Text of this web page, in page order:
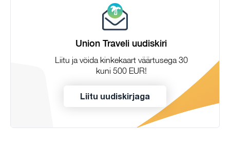
Union Traveli uudiskiri
Liitu ja võida kinkekaart väärtusega 30
kuni 500 EUR!
Liitu uudiskirjaga